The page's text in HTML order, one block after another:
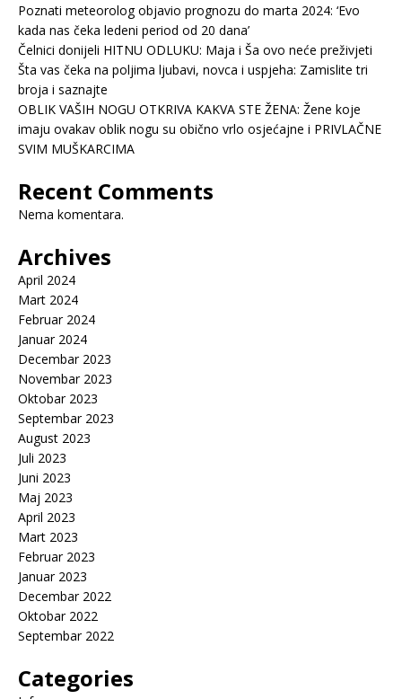
Poznati meteorolog objavio prognozu do marta 2024: ‘Evo
kada nas čeka ledeni period od 20 dana’
Čelnici donijeli HITNU ODLUKU: Maja i Ša ovo neće preživjeti
Šta vas čeka na poljima ljubavi, novca i uspjeha: Zamislite tri
broja i saznajte
OBLIK VAŠIH NOGU OTKRIVA KAKVA STE ŽENA: Žene koje
imaju ovakav oblik nogu su obično vrlo osjećajne i PRIVLAČNE
SVIM MUŠKARCIMA
Recent Comments
Nema komentara.
Archives
April 2024
Mart 2024
Februar 2024
Januar 2024
Decembar 2023
Novembar 2023
Oktobar 2023
Septembar 2023
August 2023
Juli 2023
Juni 2023
Maj 2023
April 2023
Mart 2023
Februar 2023
Januar 2023
Decembar 2022
Oktobar 2022
Septembar 2022
Categories